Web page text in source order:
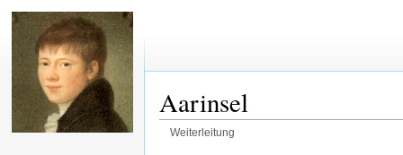
Aarinsel
Weiterleitung